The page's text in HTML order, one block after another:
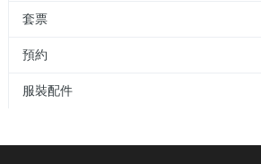
套票
預約
服裝配件